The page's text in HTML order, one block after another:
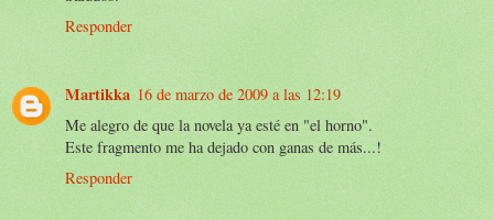
Responder
Martikka 16 de marzo de 2009 a las 12:19
Me alegro de que la novela ya esté en "el horno".
Este fragmento me ha dejado con ganas de más...!
Responder